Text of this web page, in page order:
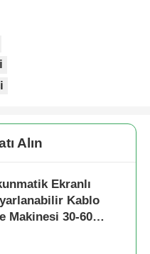
Alın
Ekranlı
Kablo
Makinesi 30-60